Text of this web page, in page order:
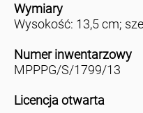
Wymiary
Wysokość: 13,5 cm;
Numer inwentarzowy
MPPPG/S/1799/13
Licencja otwarta